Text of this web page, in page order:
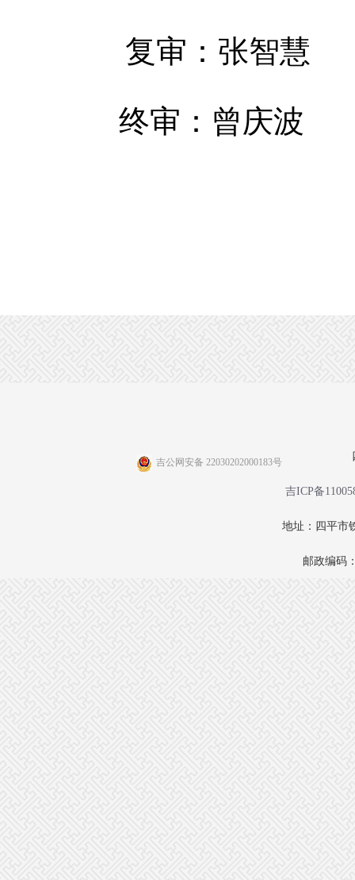
复审：张智慧
终审：曾庆波
吉公网安备 22030202000183号
吉ICP备
地址：四平市
邮政编码